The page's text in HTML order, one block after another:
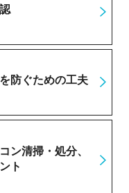
防ぐための工夫
ン清掃・処分、
ト